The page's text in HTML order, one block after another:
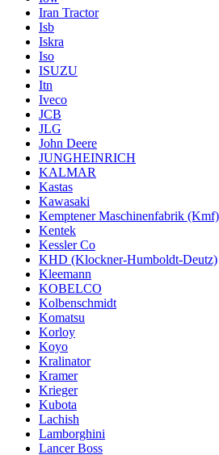
Iran Tractor
Isb
Iskra
Iso
ISUZU
Itn
Iveco
JCB
JLG
John Deere
JUNGHEINRICH
KALMAR
Kastas
Kawasaki
Kemptener Maschinenfabrik (Kmf)
Kentek
Kessler Co
KHD (Klockner-Humboldt-Deutz)
Kleemann
KOBELCO
Kolbenschmidt
Komatsu
Korloy
Koyo
Kralinator
Kramer
Krieger
Kubota
Lachish
Lamborghini
Lancer Boss